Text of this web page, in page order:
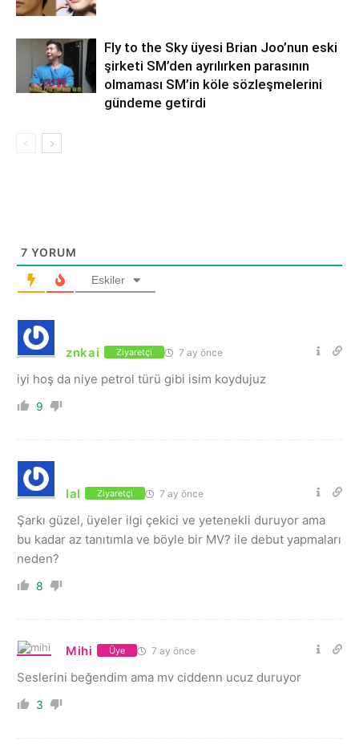
Fly to the Sky üyesi Brian Joo’nun eski
şirketi SM’den ayrılırken parasının
olmaması SM’in köle sözleşmelerini
gündeme getirdi
7 YORUM
Eskiler
znkai Ziyaretçi 7 ay önce
iyi hoş da niye petrol türü gibi isim koydujuz
9
lal Ziyaretçi 7 ay önce
Şarkı güzel, üyeler ilgi çekici ve yetenekli duruyor ama
bu kadar az tanıtımla ve böyle bir MV? ile debut yapmaları
neden?
8
Mihi Üye 7 ay önce
Seslerini beğendim ama mv ciddenn ucuz duruyor
3